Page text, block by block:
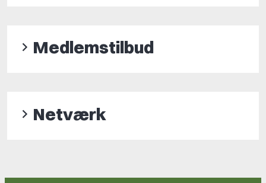
Medlemstilbud
Netværk